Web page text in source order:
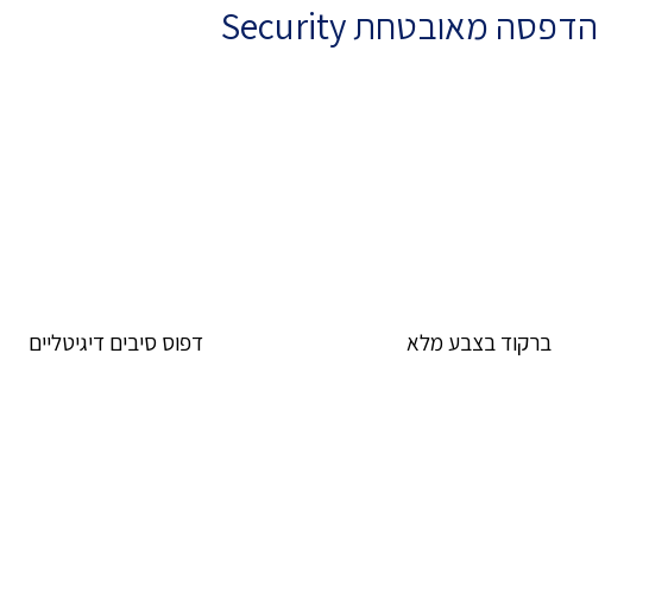
הדפסה מאובטחת Security
ברקוד בצבע מלא דפוס סיבים דיגיטליים